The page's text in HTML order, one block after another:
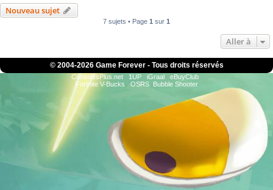
Nouveau sujet
7 sujets • Page 1 sur 1
Aller à
© 2004-2026 Game Forever - Tous droits réservés
ConsolesPlus.net 1UP iGraal
eBuyClub
Fortnite V-Bucks
OSRS Bubble Shooter